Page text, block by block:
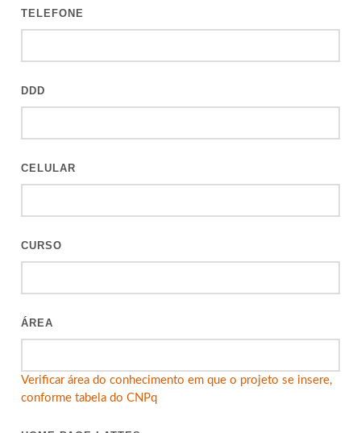
TELEFONE
DDD
CELULAR
CURSO
ÁREA
Verificar área do conhecimento em que o projeto se insere,
conforme tabela do CNPq